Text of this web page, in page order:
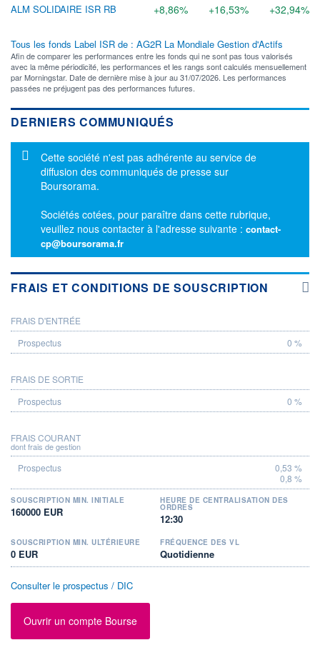
ALM SOLIDAIRE ISR RB +8,86% +16,53% +32,94%
Tous les fonds Label ISR de : AG2R La Mondiale Gestion d'Actifs
Afin de comparer les performances entre les fonds qui ne sont pas tous valorisés
avec la même périodicité, les performances et les rangs sont calculés mensuellement
par Morningstar. Date de dernière mise à jour au 31/07/2026. Les performances
passées ne préjugent pas des performances futures.
DERNIERS COMMUNIQUÉS
Message d'information
Cette société n'est pas adhérente au service de
diffusion des communiqués de presse sur
Boursorama.
Sociétés cotées, pour paraître dans cette rubrique,
veuillez nous contacter à l'adresse suivante : contact-
cp@boursorama.fr
FRAIS ET CONDITIONS DE SOUSCRIPTION
PROSPECTUS
FRAIS D'ENTRÉE
0 %
FRAIS DE SORTIE
0 %
FRAIS COURANT
dont frais de gestion
0,53 %
0,8 %
SOUSCRIPTION MIN. INITIALE
160000 EUR
HEURE DE CENTRALISATION DES
ORDRES
12:30
SOUSCRIPTION MIN. ULTÉRIEURE
0 EUR
FRÉQUENCE DES VL
Quotidienne
Consulter le prospectus / DIC
Ouvrir un compte Bourse